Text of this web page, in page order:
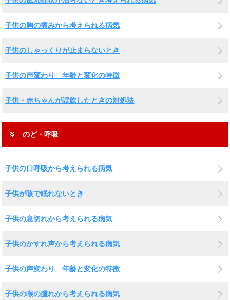
子供の胸の痛みから考えられる病気
子供のしゃっくりが止まらないとき
子供の声変わり 年齢と変化の特徴
子供・赤ちゃんが誤飲したときの対処法
のど・呼吸
子供の口呼吸から考えられる病気
子供が咳で眠れないとき
子供の息切れから考えられる病気
子供のかすれ声から考えられる病気
子供の声変わり 年齢と変化の特徴
子供の喉の腫れから考えられる病気